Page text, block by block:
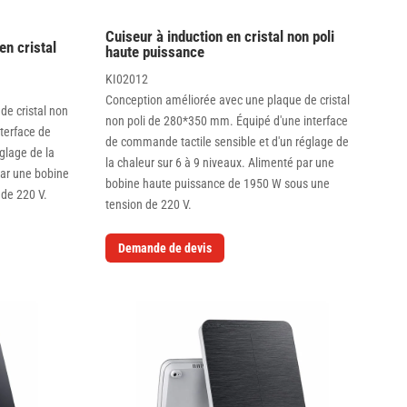
cristal
cristal non
de
de la
une bobine
220 V.
Cuiseur à induction en cristal non poli
haute puissance
KI02012
Conception améliorée avec une plaque de cristal
non poli de 280*350 mm. Équipé d'une interface
de commande tactile sensible et d'un réglage de
la chaleur sur 6 à 9 niveaux. Alimenté par une
bobine haute puissance de 1950 W sous une
tension de 220 V.
Demande de devis